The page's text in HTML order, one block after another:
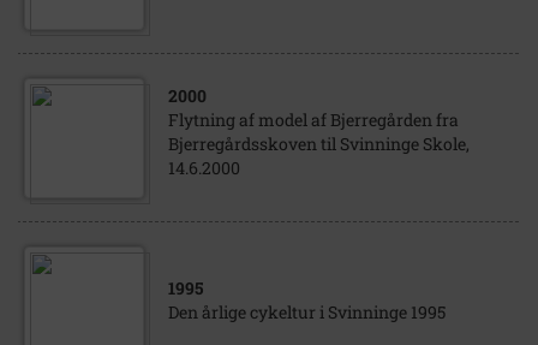
2000
Flytning af model af Bjerregården fra
Bjerregårdsskoven til Svinninge Skole,
14.6.2000
1995
Den årlige cykeltur i Svinninge 1995